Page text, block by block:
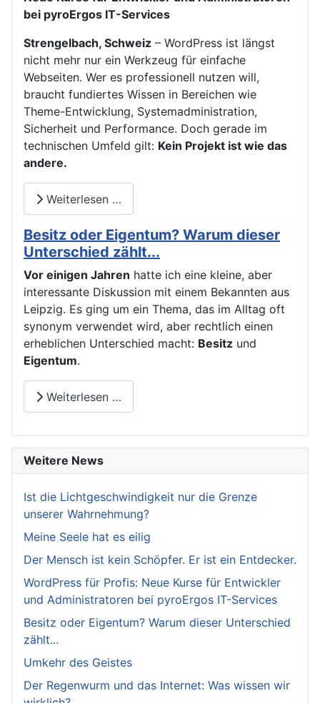
bei pyroErgos IT-Services
Strengelbach, Schweiz – WordPress ist längst
nicht mehr nur ein Werkzeug für einfache
Webseiten. Wer es professionell nutzen will,
braucht fundiertes Wissen in Bereichen wie
Theme-Entwicklung, Systemadministration,
Sicherheit und Performance. Doch gerade im
technischen Umfeld gilt: Kein Projekt ist wie das
andere.
Weiterlesen …
Besitz oder Eigentum? Warum dieser
Unterschied zählt...
Vor einigen Jahren hatte ich eine kleine, aber
interessante Diskussion mit einem Bekannten aus
Leipzig. Es ging um ein Thema, das im Alltag oft
synonym verwendet wird, aber rechtlich einen
erheblichen Unterschied macht: Besitz und
Eigentum.
Weiterlesen …
Weitere News
Ist die Lichtgeschwindigkeit nur die Grenze
unserer Wahrnehmung?
Meine Seele hat es eilig
Der Mensch ist kein Schöpfer. Er ist ein Entdecker.
WordPress für Profis: Neue Kurse für Entwickler
und Administratoren bei pyroErgos IT-Services
Besitz oder Eigentum? Warum dieser Unterschied
zählt...
Umkehr des Geistes
Der Regenwurm und das Internet: Was wissen wir